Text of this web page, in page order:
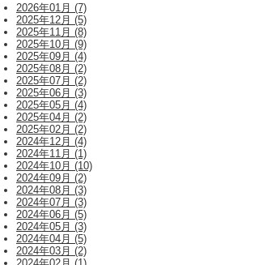
2026年01月 (7)
2025年12月 (5)
2025年11月 (8)
2025年10月 (9)
2025年09月 (4)
2025年08月 (2)
2025年07月 (2)
2025年06月 (3)
2025年05月 (4)
2025年04月 (2)
2025年02月 (2)
2024年12月 (4)
2024年11月 (1)
2024年10月 (10)
2024年09月 (2)
2024年08月 (3)
2024年07月 (3)
2024年06月 (5)
2024年05月 (3)
2024年04月 (5)
2024年03月 (2)